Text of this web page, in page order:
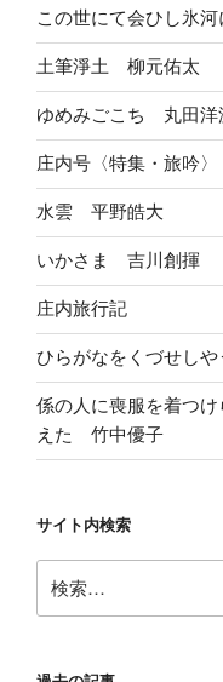
この世にて会ひし氷
土筆淨土 柳元佑太
ゆめみごこち 丸田洋
庄内号〈特集・旅吟〉
水雲 平野皓大
いかさま 吉川創揮
庄内旅行記
ひらがなをくづせし
係の人に喪服を着つ
えた 竹中優子
サイト内検索
索: